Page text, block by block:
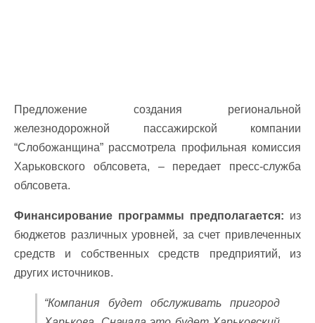
Предложение создания региональной
железнодорожной пассажирской компании
“Слобожанщина” рассмотрела профильная комиссия
Харьковского облсовета, – передает пресс-служба
облсовета.
Финансирование программы предполагается: из
бюджетов различных уровней, за счет привлеченных
средств и собственных средств предприятий, из
других источников.
“Компания будет обслуживать пригород